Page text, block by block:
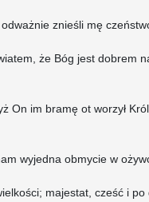
znieśli mę
że Bóg jest dobrem
On im bramę ot worzył
wyjedna obmycie w
majestat, cześć i